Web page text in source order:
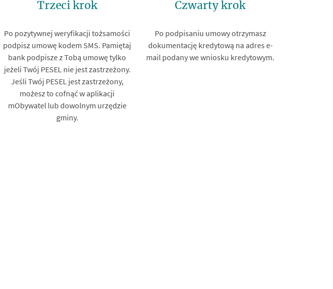
Trzeci krok
Po pozytywnej weryfikacji tożsamości
podpisz umowę kodem SMS. Pamiętaj
bank podpisze z Tobą umowę tylko
jeżeli Twój PESEL nie jest zastrzeżony.
Jeśli Twój PESEL jest zastrzeżony,
możesz to cofnąć w aplikacji
mObywatel lub dowolnym urzędzie
gminy.
Czwarty krok
Po podpisaniu umowy otrzymasz
dokumentację kredytową na adres e-
mail podany we wniosku kredytowym.